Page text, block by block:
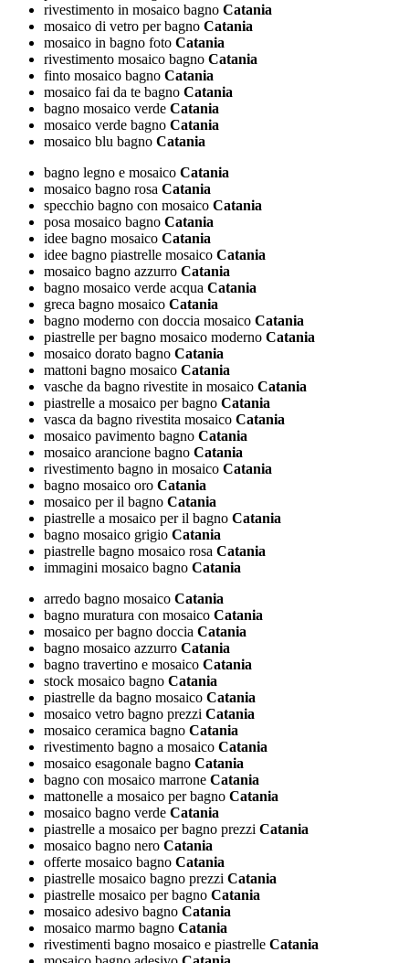
rivestimento in mosaico bagno Catania
mosaico di vetro per bagno Catania
mosaico in bagno foto Catania
rivestimento mosaico bagno Catania
finto mosaico bagno Catania
mosaico fai da te bagno Catania
bagno mosaico verde Catania
mosaico verde bagno Catania
mosaico blu bagno Catania
bagno legno e mosaico Catania
mosaico bagno rosa Catania
specchio bagno con mosaico Catania
posa mosaico bagno Catania
idee bagno mosaico Catania
idee bagno piastrelle mosaico Catania
mosaico bagno azzurro Catania
bagno mosaico verde acqua Catania
greca bagno mosaico Catania
bagno moderno con doccia mosaico Catania
piastrelle per bagno mosaico moderno Catania
mosaico dorato bagno Catania
mattoni bagno mosaico Catania
vasche da bagno rivestite in mosaico Catania
piastrelle a mosaico per bagno Catania
vasca da bagno rivestita mosaico Catania
mosaico pavimento bagno Catania
mosaico arancione bagno Catania
rivestimento bagno in mosaico Catania
bagno mosaico oro Catania
mosaico per il bagno Catania
piastrelle a mosaico per il bagno Catania
bagno mosaico grigio Catania
piastrelle bagno mosaico rosa Catania
immagini mosaico bagno Catania
arredo bagno mosaico Catania
bagno muratura con mosaico Catania
mosaico per bagno doccia Catania
bagno mosaico azzurro Catania
bagno travertino e mosaico Catania
stock mosaico bagno Catania
piastrelle da bagno mosaico Catania
mosaico vetro bagno prezzi Catania
mosaico ceramica bagno Catania
rivestimento bagno a mosaico Catania
mosaico esagonale bagno Catania
bagno con mosaico marrone Catania
mattonelle a mosaico per bagno Catania
mosaico bagno verde Catania
piastrelle a mosaico per bagno prezzi Catania
mosaico bagno nero Catania
offerte mosaico bagno Catania
piastrelle mosaico bagno prezzi Catania
piastrelle mosaico per bagno Catania
mosaico adesivo bagno Catania
mosaico marmo bagno Catania
rivestimenti bagno mosaico e piastrelle Catania